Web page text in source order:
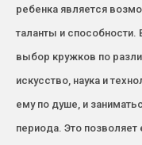
ребенка является
таланты и способности.
выбор кружков по
искусство, наука и
ему по душе, и
периода. Это позволяет